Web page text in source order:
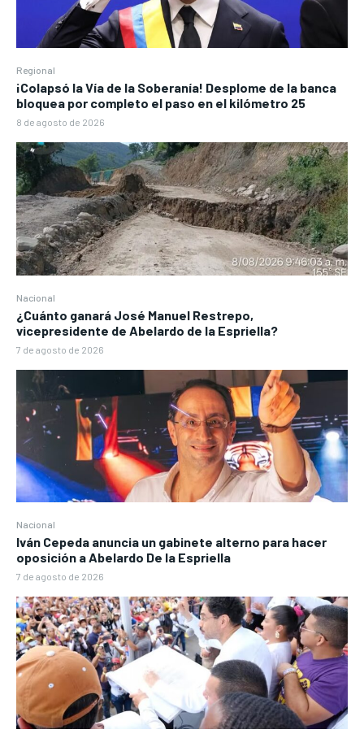
Regional
¡Colapsó la Vía de la Soberanía! Desplome de la banca
bloquea por completo el paso en el kilómetro 25
8 de agosto de 2026
Nacional
¿Cuánto ganará José Manuel Restrepo,
vicepresidente de Abelardo de la Espriella?
7 de agosto de 2026
Nacional
Iván Cepeda anuncia un gabinete alterno para hacer
oposición a Abelardo De la Espriella
7 de agosto de 2026